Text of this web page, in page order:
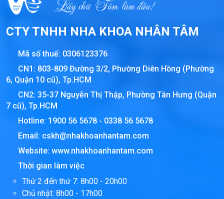
CTY TNHH NHA KHOA NHÂN TÂM
Mã số thuế: 0306123376
CN1: 803-809 Đường 3/2, Phường Diên Hồng (Phường
6, Quận 10 cũ), Tp.HCM
CN2: 35-37 Nguyễn Thị Thập, Phường Tân Hưng (Quận
7 cũ), Tp.HCM
Hotline: 1900 56 5678 - 0338 56 5678
Email: cskh@nhakhoanhantam.com
Website: www.nhakhoanhantam.com
Thời gian làm việc
Thứ 2 đến thứ 7: 8h00 - 20h00
Chủ nhật: 8h00 - 17h00